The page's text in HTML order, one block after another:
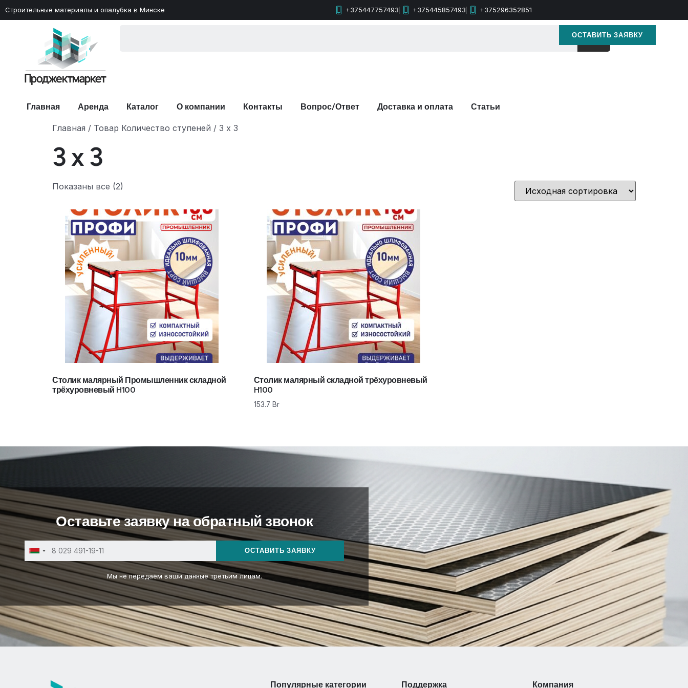
Строительные материалы и опалубка в Минске +375447757493 +375445857493 +375296352851
ОСТАВИТЬ ЗАЯВКУ
Главная Аренда Каталог О компании Контакты Вопрос/Ответ Доставка и оплата Статьи
Главная / Товар Количество ступеней / 3 x 3
3 x 3
Показаны все (2)
Столик малярный Промышленник складной
трёхуровневый H100
Столик малярный складной трёхуровневый
H100
153.7 Br
Оставьте заявку на обратный звонок
Belarus
+375
ОСТАВИТЬ ЗАЯВКУ
Мы не передаём ваши данные третьим лицам.
Популярные категории Поддержка Компания